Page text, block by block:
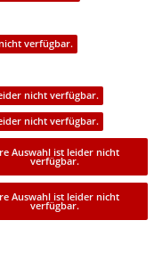
verfügbar.
nicht verfügbar.
nicht verfügbar.
Auswahl ist leider nicht
verfügbar.
Auswahl ist leider nicht
verfügbar.